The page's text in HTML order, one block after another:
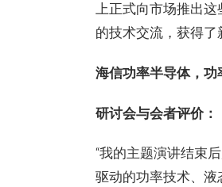
上正式向市场推出
的技术交流，获得了
海信功率半导体，
研讨会与会者评价：
“我的主题演讲结束
驱动的功率技术、